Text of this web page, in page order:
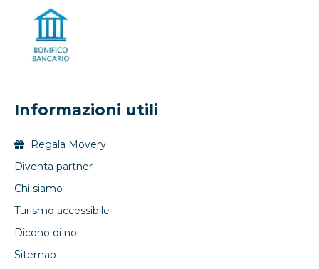
Informazioni utili
Regala Movery
Diventa partner
Chi siamo
Turismo accessibile
Dicono di noi
Sitemap